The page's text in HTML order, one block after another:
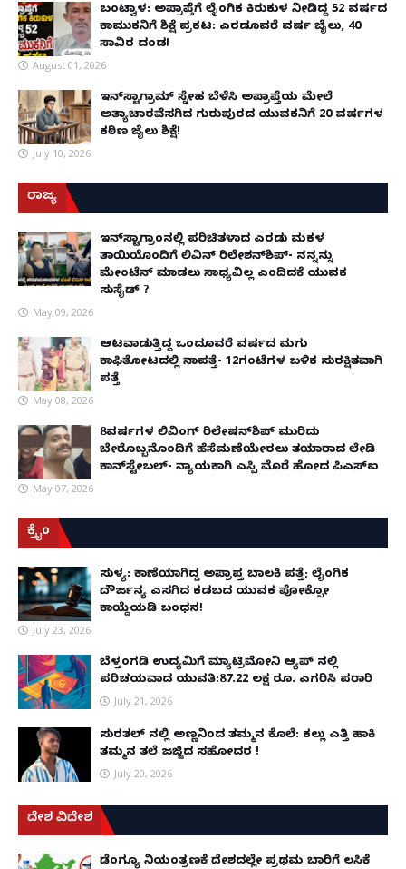
ಬಂಟ್ವಾಳ: ಅಪ್ರಾಪ್ತೆಗೆ ಲೈಂಗಿಕ ಕಿರುಕುಳ ನೀಡಿದ್ದ 52 ವರ್ಷದ
ಕಾಮುಕನಿಗೆ ಶಿಕ್ಷೆ ಪ್ರಕಟ: ಎರಡೂವರೆ ವರ್ಷ ಜೈಲು, ₹40
ಸಾವಿರ ದಂಡ!
August 01, 2026
ಇನ್‌ಸ್ಟಾಗ್ರಾಮ್ ಸ್ನೇಹ ಬೆಳೆಸಿ ಅಪ್ರಾಪ್ತೆಯ ಮೇಲೆ
ಅತ್ಯಾಚಾರವೆಸಗಿದ ಗುರುಪುರದ ಯುವಕನಿಗೆ 20 ವರ್ಷಗಳ
ಕಠಿಣ ಜೈಲು ಶಿಕ್ಷೆ!
July 10, 2026
ರಾಜ್ಯ
ಇನ್​ಸ್ಟಾಗ್ರಾಂನಲ್ಲಿ ಪರಿಚಿತಳಾದ ಎರಡು ಮಕ್ಕಳ
ತಾಯಿಯೊಂದಿಗೆ ಲಿವಿನ್ ರಿಲೇಶನ್​ಶಿಪ್- ನನ್ನನ್ನು
ಮೇಂಟೆನ್ ಮಾಡಲು ಸಾಧ್ಯವಿಲ್ಲ ಎಂದಿದಕ್ಕೆ ಯುವಕ
ಸುಸೈಡ್ ?
May 09, 2026
ಆಟವಾಡುತ್ತಿದ್ದ ಒಂದೂವರೆ ವರ್ಷದ ಮಗು
ಕಾಫಿತೋಟದಲ್ಲಿ ನಾಪತ್ತೆ- 12ಗಂಟೆಗಳ ಬಳಿಕ ಸುರಕ್ಷಿತವಾಗಿ
ಪತ್ತೆ
May 08, 2026
8ವರ್ಷಗಳ ಲಿವಿಂಗ್‌ ರಿಲೇಷನ್‌ಶಿಪ್ ಮುರಿದು
ಬೇರೊಬ್ಬನೊಂದಿಗೆ ಹೆಸೆಮಣೆಯೇರಲು ತಯಾರಾದ ಲೇಡಿ
ಕಾನ್‌ಸ್ಟೇಬಲ್- ನ್ಯಾಯಕ್ಕಾಗಿ ಎಸ್ಪಿ ಮೊರೆ ಹೋದ ಪಿಎಸ್ಐ
May 07, 2026
ಕ್ರೈಂ
ಸುಳ್ಯ: ಕಾಣೆಯಾಗಿದ್ದ ಅಪ್ರಾಪ್ತ ಬಾಲಕಿ ಪತ್ತೆ; ಲೈಂಗಿಕ
ದೌರ್ಜನ್ಯ ಎಸಗಿದ ಕಡಬದ ಯುವಕ ಪೋಕ್ಸೋ
ಕಾಯ್ದೆಯಡಿ ಬಂಧನ!
July 23, 2026
ಬೆಳ್ತಂಗಡಿ ಉದ್ಯಮಿಗೆ ಮ್ಯಾಟ್ರಿಮೋನಿ ಆ್ಯಪ್ ನಲ್ಲಿ
ಪರಿಚಯವಾದ ಯುವತಿ:87.22 ಲಕ್ಷ ರೂ. ಎಗರಿಸಿ ಪರಾರಿ
July 21, 2026
ಸುರತ್ಕಲ್ ನಲ್ಲಿ ಅಣ್ಣನಿಂದ ತಮ್ಮನ ಕೊಲೆ: ಕಲ್ಲು ಎತ್ತಿ ಹಾಕಿ
ತಮ್ಮನ ತಲೆ ಜಜ್ಜಿದ ಸಹೋದರ !
July 20, 2026
ದೇಶ ವಿದೇಶ
ಡೆಂಗ್ಯೂ ನಿಯಂತ್ರಣಕ್ಕೆ ದೇಶದಲ್ಲೇ ಪ್ರಥಮ ಬಾರಿಗೆ ಲಸಿಕೆ